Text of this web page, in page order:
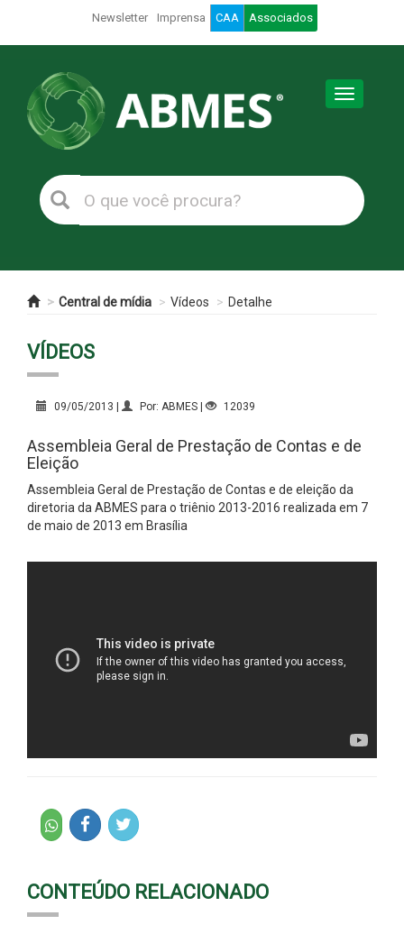
Newsletter Imprensa CAA Associados
Toggle
Central de mídia Vídeos Detalhe
VÍDEOS
09/05/2013 | Por: ABMES | 12039
Assembleia Geral de Prestação de Contas e de
Eleição
Assembleia Geral de Prestação de Contas e de eleição da
diretoria da ABMES para o triênio 2013-2016 realizada em 7
de maio de 2013 em Brasília
CONTEÚDO RELACIONADO